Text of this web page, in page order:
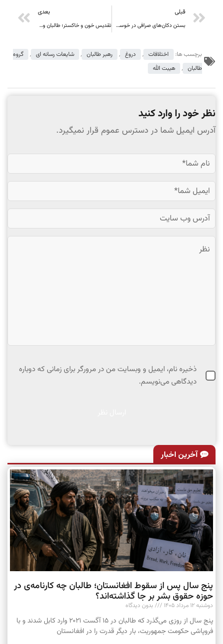
قبلی
بستن دکان‌های صرافی در خوست بغلان؛ سرکوب صرافان و تشدید بحران معیشتی
بعدی
تقدیس خون و خاکستر؛ طالبان و ساخت اسطوره‌ای از وحشت
برچسب ها: اختلافات , دروغ , رهبر طالبان , شایعات رسانه ای ,
گروه
طالبان , هیبت الله
نظر خود را وارد کنید
آدرس ایمیل شما در دسترس عموم قرار نمیگیرد.
ذخیره نام، ایمیل و وبسایت من در مرورگر برای زمانی که دوباره
دیدگاهی می‌نویسم.
آخرین اخبار
پنج سال پس از سقوط افغانستان؛ طالبان چه کارنامه‌ی در
حوزه حقوق بشر بر جا گذاشته‌اند؟
دوشنبه ۱۲ مرداد ۱۴۰۵ بدون دیدگاه
پنج سال از روزی می‌گذرد که طالبان در ۱۵ آگست ۲۰۲۱ وارد کابل شدند و با
فروپاشی حکومت جمهوریت، بار دیگر قدرت را در افغانستان